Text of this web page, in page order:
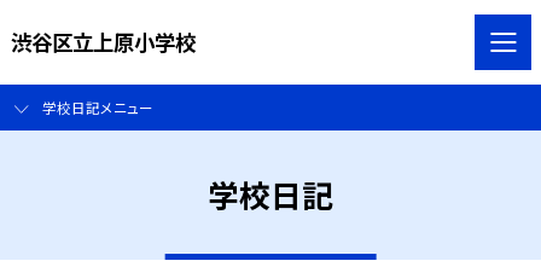
渋谷区立上原小学校
学校日記メニュー
学校日記